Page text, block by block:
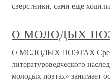
сверстники, сами еще ходили
О МОЛОДЫХ
О МОЛОДЫХ ПОЭТАХ
литературоведческого
молодых поэтах» занимает